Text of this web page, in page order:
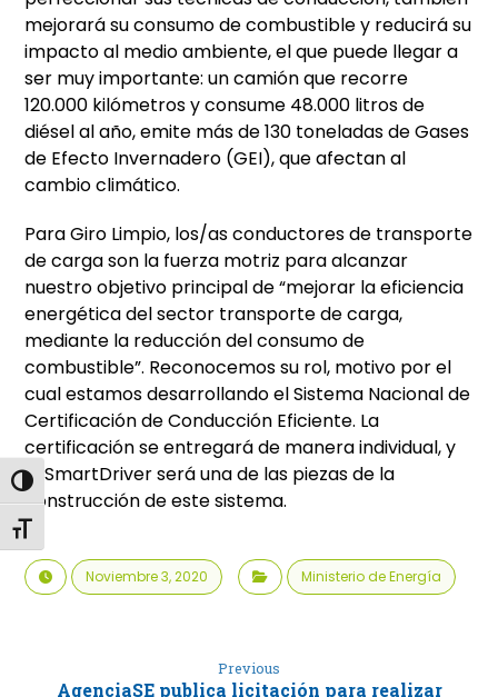
Alternar alto contraste
Alternar tamaño de letra
mejorará su consumo de combustible y reducirá su
impacto al medio ambiente, el que puede llegar a
ser muy importante: un camión que recorre
120.000 kilómetros y consume 48.000 litros de
diésel al año, emite más de 130 toneladas de Gases
de Efecto Invernadero (GEI), que afectan al
cambio climático.
Para Giro Limpio, los/as conductores de transporte
de carga son la fuerza motriz para alcanzar
nuestro objetivo principal de “mejorar la eficiencia
energética del sector transporte de carga,
mediante la reducción del consumo de
combustible”. Reconocemos su rol, motivo por el
cual estamos desarrollando el Sistema Nacional de
Certificación de Conducción Eficiente. La
certificación se entregará de manera individual, y
el SmartDriver será una de las piezas de la
construcción de este sistema.
Noviembre 3, 2020 Ministerio de Energía
Previous
AgenciaSE publica licitación para realizar